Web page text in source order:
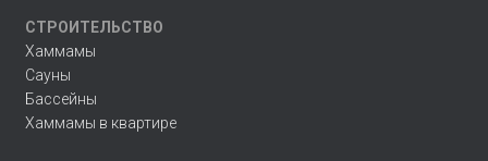
СТРОИТЕЛЬСТВО
Хаммамы
Сауны
Бассейны
Хаммамы в квартире